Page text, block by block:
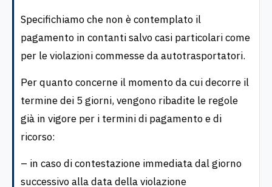
Specifichiamo che non è contemplato il
pagamento in contanti salvo casi particolari come
per le violazioni commesse da autotrasportatori.
Per quanto concerne il momento da cui decorre il
termine dei 5 giorni, vengono ribadite le regole
già in vigore per i termini di pagamento e di
ricorso:
– in caso di contestazione immediata dal giorno
successivo alla data della violazione